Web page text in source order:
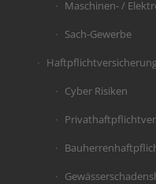
Maschinen- /
Sach-Gewerbe
Cyber Risiken